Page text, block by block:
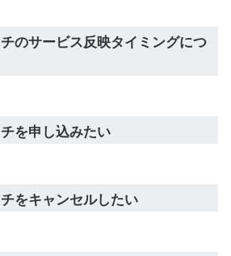
のサービス反映タイミングにつ
を申し込みたい
をキャンセルしたい